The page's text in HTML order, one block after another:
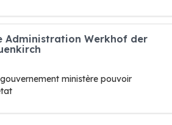
Administration Werkhof der
ministère pouvoir